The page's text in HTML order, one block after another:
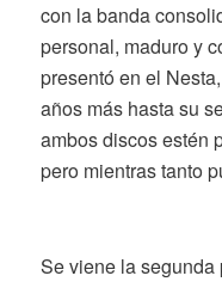
con la banda
personal, maduro y
presentó en el
años más hasta su
ambos discos estén
pero mientras tanto
Se viene la segunda